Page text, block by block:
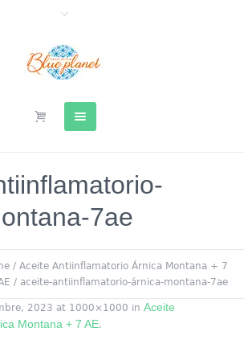
7ae
/ Aceite Antiinflamatorio Árnica Montana + 7
/ aceite-antiinflamatorio-árnica-montana-7ae
2023 at 1000×1000 in Aceite
Montana + 7 AE.